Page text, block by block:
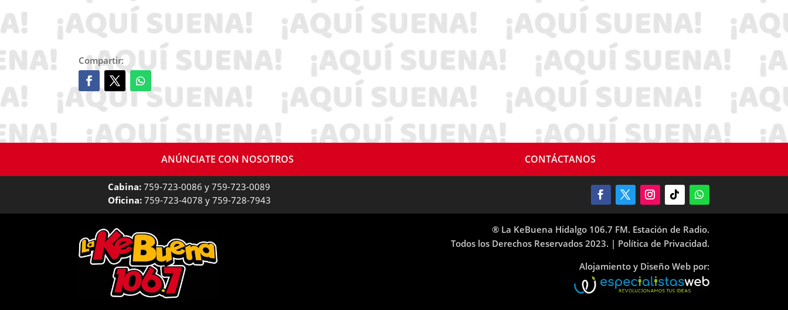
Compartir:
ANÚNCIATE CON NOSOTROS CONTÁCTANOS
Cabina: 759-723-0086 y 759-723-0089
Oficina: 759-723-4078 y 759-728-7943
® La KeBuena Hidalgo 106.7 FM. Estación de Radio.
Todos los Derechos Reservados 2023. | Política de Privacidad.
Alojamiento y Diseño Web por: